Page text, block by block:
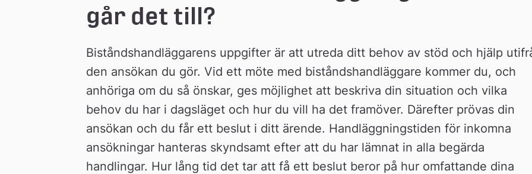
går det till?
Biståndshandläggarens uppgifter är att utreda ditt behov av stöd och hjälp
den ansökan du gör. Vid ett möte med biståndshandläggare kommer du, och
anhöriga om du så önskar, ges möjlighet att beskriva din situation och vilka
behov du har i dagsläget och hur du vill ha det framöver. Därefter prövas din
ansökan och du får ett beslut i ditt ärende. Handläggningstiden för inkomna
ansökningar hanteras skyndsamt efter att du har lämnat in alla begärda
handlingar. Hur lång tid det tar att få ett beslut beror på hur omfattande dina